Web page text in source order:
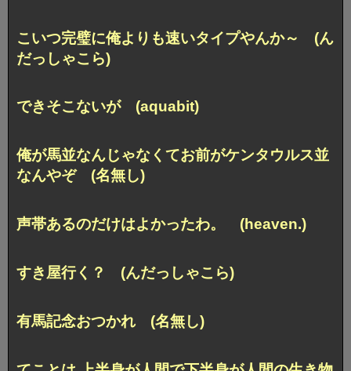
こいつ完璧に俺よりも速いタイプやんか～ (ん
だっしゃこら)
できそこないが (aquabit)
俺が馬並なんじゃなくてお前がケンタウルス並
なんやぞ (名無し)
声帯あるのだけはよかったわ。 (heaven.)
すき屋行く？ (んだっしゃこら)
有馬記念おつかれ (名無し)